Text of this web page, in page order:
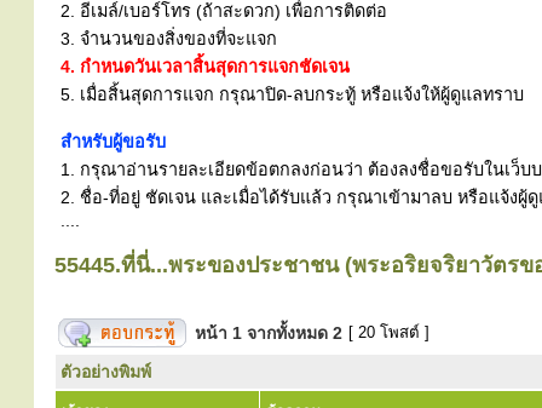
2. อีเมล์/เบอร์โทร (ถ้าสะดวก) เพื่อการติดต่อ
3. จำนวนของสิ่งของที่จะแจก
4. กำหนดวันเวลาสิ้นสุดการแจกชัดเจน
5. เมื่อสิ้นสุดการแจก กรุณาปิด-ลบกระทู้ หรือแจ้งให้ผู้ดูแลทราบ
สำหรับผู้ขอรับ
1. กรุณาอ่านรายละเอียดข้อตกลงก่อนว่า ต้องลงชื่อขอรับในเว็บ
2. ชื่อ-ที่อยู่ ชัดเจน และเมื่อได้รับแล้ว กรุณาเข้ามาลบ หรือแจ้ง
55445.ที่นี่...พระของประชาชน (พระอริยจริยาวัตรข
หน้า 1 จากทั้งหมด 2 [ 20 โพสต์ ]
ตัวอย่างพิมพ์